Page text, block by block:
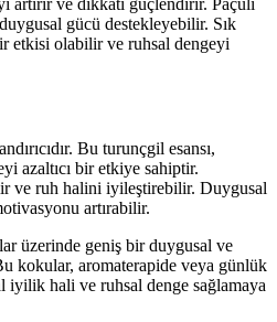
gücü destekleyebilir. Sık
etkisi olabilir ve ruhsal dengeyi
Bu turunçgil esansı,
azaltıcı bir etkiye sahiptir.
ve ruh halini iyileştirebilir. Duygusal
artırabilir.
üzerinde geniş bir duygusal ve
kokular, aromaterapide veya günlük
iyilik hali ve ruhsal denge sağlamaya